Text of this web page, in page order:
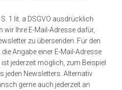
1 lit. a DSGVO ausdrücklich
wir Ihre E-Mail-Adresse dafür,
zu übersenden. Für den
Angabe einer E-Mail-Adresse
jederzeit möglich, zum Beispiel
jeden Newsletters. Alternativ
gerne auch jederzeit an